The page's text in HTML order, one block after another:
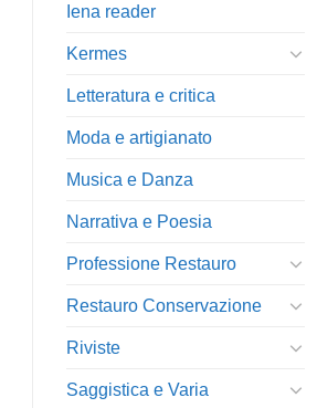
Iena reader
Kermes
Letteratura e critica
Moda e artigianato
Musica e Danza
Narrativa e Poesia
Professione Restauro
Restauro Conservazione
Riviste
Saggistica e Varia